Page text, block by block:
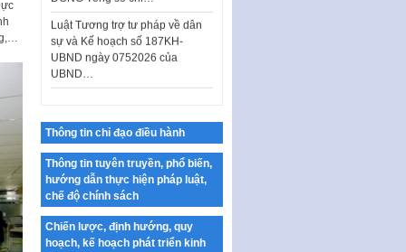
Luật Tương trợ tư pháp về dân
sự và Kế hoạch số 187KH-
UBND ngày 0752026 của
UBND…
Ban hành Danh mục vị trí khai
Kế hoạch Tổ chức Cuộc thi
chính luận về bảo vệ nền tảng tư
tưởng của Đảng…
Công bố công khai dự toán kinh
phí xây dựng pháp luật, hoàn
thiện thể chế, chính…
Thông tin chỉ đạo điều hành
Thông tin tuyên truyền, phổ biến,
hướng dẫn thực hiện pháp luật,
chế độ chính sách
Chiến lược, định hướng, quy
hoạch, kế hoạch phát triển kinh